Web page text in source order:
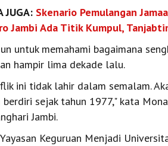
JUGA: Skenario Pemulangan
Jambi Ada Titik Kumpul,
untuk memahami bagaimana
hampir lima dekade lalu.
ini tidak lahir dalam semalam.
berdiri sejak tahun 1977," kata
Jambi.
Keguruan Menjadi